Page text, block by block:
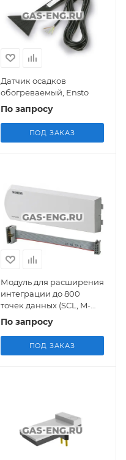
Датчик осадков
обогреваемый, Ensto
По запросу
ПОД ЗАКАЗ
Модуль для расширения
интеграции до 800
точек данных (SCL, M-
bus, Modbus), Siemens
По запросу
ПОД ЗАКАЗ